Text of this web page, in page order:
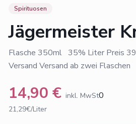
Spirituosen
Jägermeister
Flasche 350ml 35% Liter Preis
Versand Versand ab zwei Flaschen
14,90 € inkl. MwSt0
21,29€/Liter